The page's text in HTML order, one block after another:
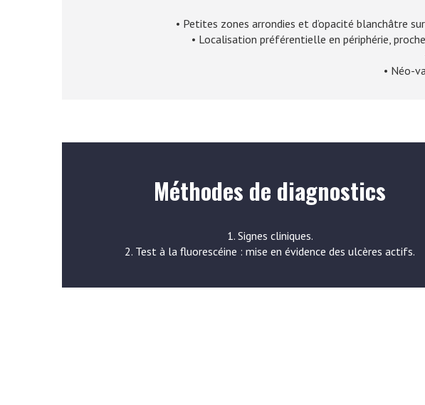
• Petites zones arrondies et d’opacité blanchâtre
• Localisation préférentielle en périphérie,
• Néo-
Méthodes de diagnostics
1. Signes cliniques.
2. Test à la fluorescéine : mise en évidence des ulcères actifs.